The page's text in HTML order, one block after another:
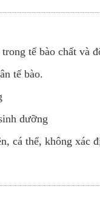
tế bào chất và
tế bào.
dưỡng
cá thể, không xác